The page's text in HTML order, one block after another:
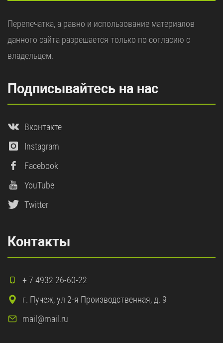
Перепечатка, а равно и использование материалов
данного сайта разрешается только по согласию с
владельцем.
Подписывайтесь на нас
Вконтакте
Instagram
Facebook
YouTube
Twitter
Контакты
+ 7 4932 26-60-22
г. Пучеж, ул 2-я Производственная, д. 9
mail@mail.ru